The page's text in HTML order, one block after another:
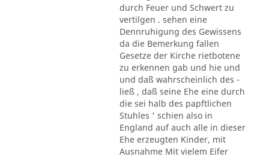
durch Feuer und Schwert zu
vertilgen . sehen eine
Dennruhigung des Gewissens
da die Bemerkung fallen
Gesetze der Kirche rietbotene
zu erkennen gab und hie und
und daß wahrscheinlich des -
ließ , daß seine Ehe eine durch
die sei halb des papftlichen
Stuhles ' schien also in
England auf auch alle in dieser
Ehe erzeugten Kinder, mit
Ausnahme Mit vielem Eifer